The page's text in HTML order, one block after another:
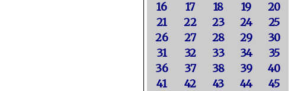
16
17 18 19
20
21
22 23 24
25
26
27 28 29
30
31
32 33 34
35
36
37 38 39
40
41
42 43 44
45